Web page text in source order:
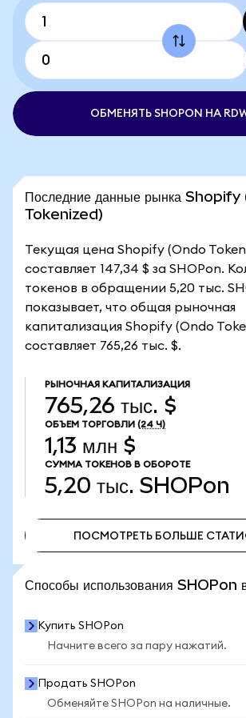
ОБМЕНЯТЬ SHOPON НА
Последние данные рынка
Tokenized)
Текущая цена Shopify (Ondo
составляет 147,34 $ за SHOPon.
токенов в обращении 5,20 тыс.
показывает, что общая рыночная
капитализация Shopify (Ondo
составляет 765,26 тыс. $.
РЫНОЧНАЯ КАПИТАЛИЗАЦИЯ
765,26 тыс. $
ОБЪЕМ ТОРГОВЛИ (24 Ч)
1,13 млн $
СУММА ТОКЕНОВ В ОБОРОТЕ
5,20 тыс. SHOPon
ПОСМОТРЕТЬ БОЛЬШЕ
Способы использования
Купить SHOPon
Начните всего за пару нажатий.
Продать SHOPon
Обменяйте SHOPon на наличные.